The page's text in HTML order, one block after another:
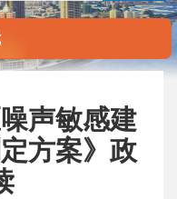
声敏感建
方案》政